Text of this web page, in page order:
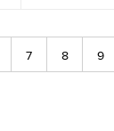
7 8 9